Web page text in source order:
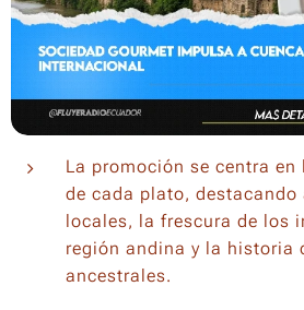
La promoción se centra
de cada plato, destacando
locales, la frescura de los
región andina y la historia
ancestrales.